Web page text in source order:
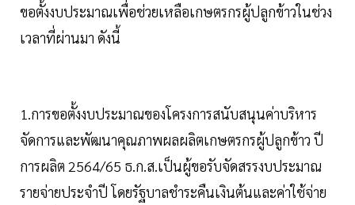
ขอตั้งงบประมาณเพื่อช่วยเหลือเกษตรกรผู้ปลูกข้าวในช่วง
เวลาที่ผ่านมา ดังนี้
1.การขอตั้งงบประมาณของโครงการสนับสนุนค่าบริหาร
จัดการและพัฒนาคุณภาพผลผลิตเกษตรกรผู้ปลูกข้าว ปี
การผลิต 2564/65 ธ.ก.ส.เป็นผู้ขอรับจัดสรรงบประมาณ
รายจ่ายประจำปี โดยรัฐบาลชำระคืนเงินต้นและค่าใช้จ่าย